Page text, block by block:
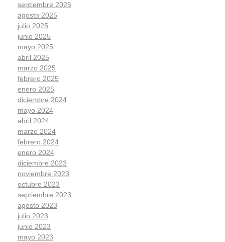
septiembre 2025
agosto 2025
julio 2025
junio 2025
mayo 2025
abril 2025
marzo 2025
febrero 2025
enero 2025
diciembre 2024
mayo 2024
abril 2024
marzo 2024
febrero 2024
enero 2024
diciembre 2023
noviembre 2023
octubre 2023
septiembre 2023
agosto 2023
julio 2023
junio 2023
mayo 2023